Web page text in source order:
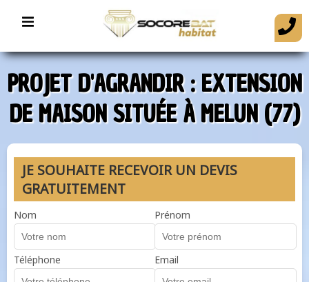
PROJET D'AGRANDIR : EXTENSION
DE MAISON SITUÉE À MELUN (77)
JE SOUHAITE RECEVOIR UN DEVIS
GRATUITEMENT
Nom Prénom
Téléphone Email